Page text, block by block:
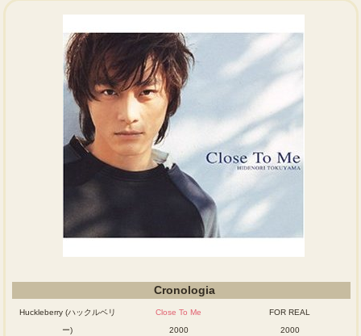
Cronologia
Huckleberry (ハックルベリ
ー)
Close To Me
2000
FOR REAL
2000